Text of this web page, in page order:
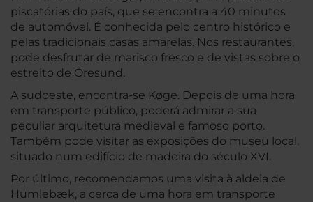
piscatórias do país, que se encontra a 40 minutos
de automóvel. É conhecida pelo centro histórico e
pelas tradicionais casas amarelas. Nos restaurantes,
pode desfrutar de marisco fresco e de vistas sobre o
estreito de Öresund.
A sudoeste, encontra-se Køge. Depois de uma hora
em transporte público, poderá admirar a sua
peculiar arquitetura medieval e famoso porto.
Também pode visitar as exposições do museu local,
situado num edifício de madeira do século XVI.
Por último, recomendamos uma visita à aldeia de
Humlebæk, a cerca de uma hora em transporte